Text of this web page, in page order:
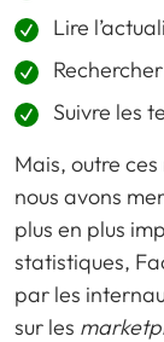
Lire
Suivre les
Mais, outre
nous avons
plus en plus
statistiques,
par les
sur les